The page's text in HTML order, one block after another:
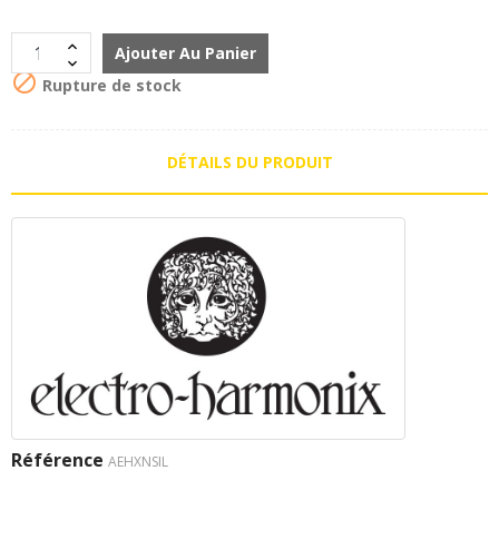
Ajouter Au Panier
 Rupture de stock
DÉTAILS DU PRODUIT
Référence AEHXNSIL